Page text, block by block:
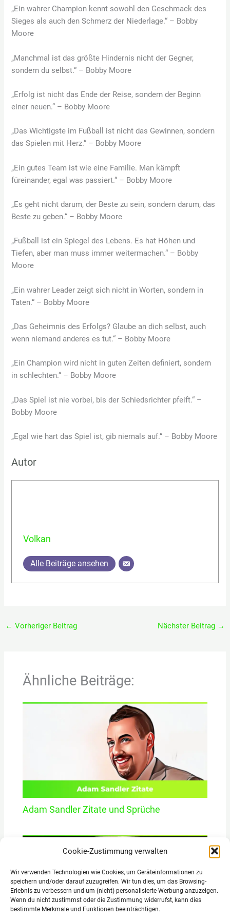
Cookie-Zustimmung verwalten
Wir verwenden Technologien wie Cookies, um Geräteinformationen zu
speichern und/oder darauf zuzugreifen. Wir tun dies, um das Browsing-
Erlebnis zu verbessern und um (nicht) personalisierte Werbung anzuzeigen.
Wenn du nicht zustimmst oder die Zustimmung widerrufst, kann dies
bestimmte Merkmale und Funktionen beeinträchtigen.
„Ein wahrer Champion kennt sowohl den Geschmack des
Sieges als auch den Schmerz der Niederlage.“ – Bobby
Moore
„Manchmal ist das größte Hindernis nicht der Gegner,
sondern du selbst.“ – Bobby Moore
„Erfolg ist nicht das Ende der Reise, sondern der Beginn
einer neuen.“ – Bobby Moore
„Das Wichtigste im Fußball ist nicht das Gewinnen, sondern
das Spielen mit Herz.“ – Bobby Moore
„Ein gutes Team ist wie eine Familie. Man kämpft
füreinander, egal was passiert.“ – Bobby Moore
„Es geht nicht darum, der Beste zu sein, sondern darum, das
Beste zu geben.“ – Bobby Moore
„Fußball ist ein Spiegel des Lebens. Es hat Höhen und
Tiefen, aber man muss immer weitermachen.“ – Bobby
Moore
„Ein wahrer Leader zeigt sich nicht in Worten, sondern in
Taten.“ – Bobby Moore
„Das Geheimnis des Erfolgs? Glaube an dich selbst, auch
wenn niemand anderes es tut.“ – Bobby Moore
„Ein Champion wird nicht in guten Zeiten definiert, sondern
in schlechten.“ – Bobby Moore
„Das Spiel ist nie vorbei, bis der Schiedsrichter pfeift.“ –
Bobby Moore
„Egal wie hart das Spiel ist, gib niemals auf.“ – Bobby Moore
Autor
Volkan
Alle Beiträge ansehen
← Vorheriger Beitrag Nächster Beitrag →
Ähnliche Beiträge:
Adam Sandler Zitate und Sprüche